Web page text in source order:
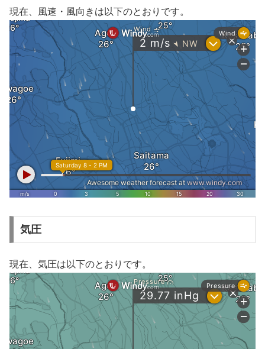
現在、風速・風向きは以下のとおりです。
気圧
現在、気圧は以下のとおりです。